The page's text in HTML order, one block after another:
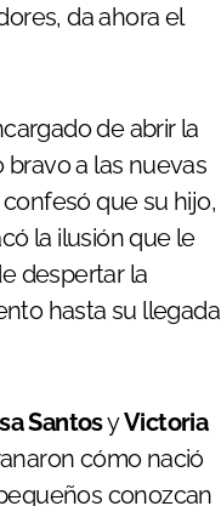
da ahora el
de abrir la
a las nuevas
que su hijo,
la ilusión que le
despertar la
hasta su llegada
SantosyVictoria
cómo nació
conozcan